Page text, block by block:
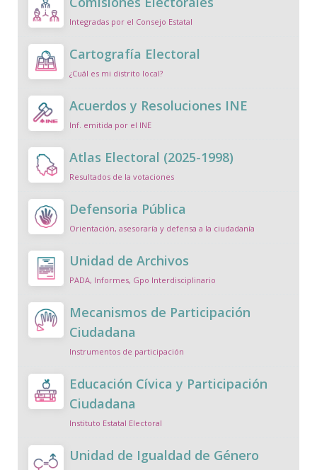
Integradas por el Consejo Estatal
Cartografía Electoral
¿Cuál es mi distrito local?
Acuerdos y Resoluciones INE
Inf. emitida por el INE
Atlas Electoral (2025-1998)
Resultados de la votaciones
Defensoria Pública
Orientación, asesoraría y defensa a la ciudadanía
Unidad de Archivos
PADA, Informes, Gpo Interdisciplinario
Mecanismos de Participación
Ciudadana
Instrumentos de participación
Educación Cívica y Participación
Ciudadana
Instituto Estatal Electoral
Unidad de Igualdad de Género